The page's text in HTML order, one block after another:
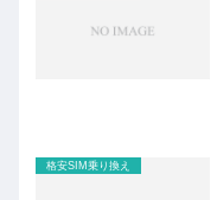
格安SIM乗り換え